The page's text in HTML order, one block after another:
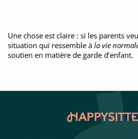
Une chose est claire : si les parents
situation qui ressemble à la vie
soutien en matière de garde d’enfant.